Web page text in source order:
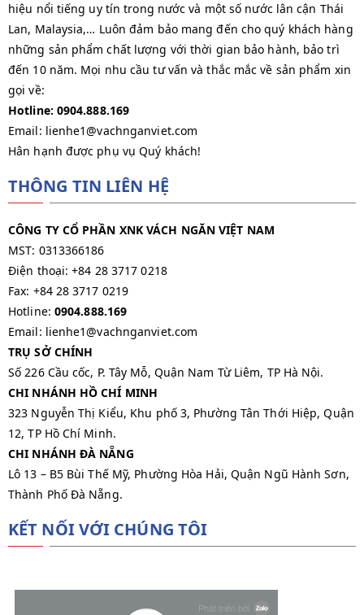
hiệu nổi tiếng uy tín trong nước và một số nước lân cận Thái
Lan, Malaysia,… Luôn đảm bảo mang đến cho quý khách hàng
những sản phẩm chất lượng với thời gian bảo hành, bảo trì
đến 10 năm. Mọi nhu cầu tư vấn và thắc mắc về sản phẩm xin
gọi về:
Hotline: 0904.888.169
Email: lienhe1@vachnganviet.com
Hân hạnh được phụ vụ Quý khách!
THÔNG TIN LIÊN HỆ
CÔNG TY CỔ PHẦN XNK VÁCH NGĂN VIỆT NAM
MST: 0313366186
Điện thoại: +84 28 3717 0218
Fax: +84 28 3717 0219
Hotline: 0904.888.169
Email: lienhe1@vachnganviet.com
TRỤ SỞ CHÍNH
Số 226 Cầu cốc, P. Tây Mỗ, Quận Nam Từ Liêm, TP Hà Nội.
CHI NHÁNH HỒ CHÍ MINH
323 Nguyễn Thị Kiểu, Khu phố 3, Phường Tân Thới Hiệp, Quận
12, TP Hồ Chí Minh.
CHI NHÁNH ĐÀ NẴNG
Lô 13 – B5 Bùi Thế Mỹ, Phường Hòa Hải, Quận Ngũ Hành Sơn,
Thành Phố Đà Nẵng.
KẾT NỐI VỚI CHÚNG TÔI